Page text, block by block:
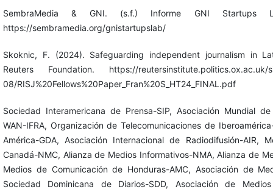
SembraMedia & GNI. (s.f.) Informe GNI Startups
https://sembramedia.org/gnistartupslab/
Skoknic, F. (2024). Safeguarding independent journalism in
Reuters Foundation. https://reutersinstitute.politics.ox.ac.uk/
08/RISJ%20Fellows%20Paper_Fran%20S_HT24_FINAL.pdf
Sociedad Interamericana de Prensa-SIP, Asociación Mundial
WAN-IFRA, Organización de Telecomunicaciones de
América-GDA, Asociación Internacional de Radiodifusión-AIR,
Canadá-NMC, Alianza de Medios Informativos-NMA, Alianza de
Medios de Comunicación de Honduras-AMC, Asociación de
Sociedad Dominicana de Diarios-SDD, Asociación de